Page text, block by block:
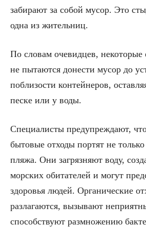
забирают за собой мусор. Это
одна из жительниц.
По словам очевидцев,
не пытаются донести мусор до
поблизости контейнеров,
песке или у воды.
Специалисты предупреждают,
бытовые отходы портят не
пляжа. Они загрязняют воду,
морских обитателей и могут
здоровья людей. Органические
разлагаются, вызывают
способствуют размножению